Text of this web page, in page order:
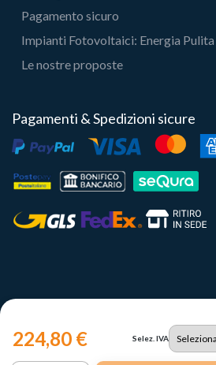
224,80 € Selez. IVA
Pagamento sicuro
Impianti Fotovoltaici: Energia
Le nostre proposte
Pagamenti & Spedizioni sicure
Copyright 2023 | Il Portale del Sole Srl -